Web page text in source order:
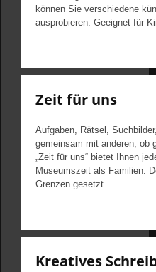
können Sie verschiedene
ausprobieren. Geeignet für
Zeit für uns
Aufgaben, Rätsel,
gemeinsam mit anderen, ob
„Zeit für uns“ bietet Ihnen
Museumszeit als Familien.
Grenzen gesetzt.
Kreatives